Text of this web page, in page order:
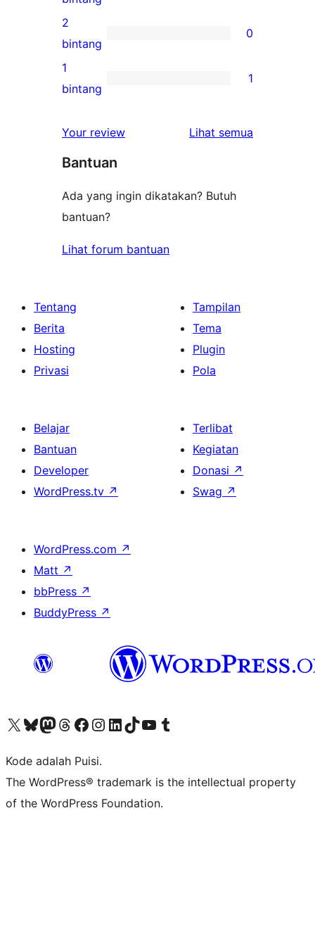
bintang
ulasan
3-
bintang
0
ulasan
2-
2
bintang
0
1
1-
1
bintang
1
Your review Lihat semua
Bantuan
Ada yang ingin dikatakan? Butuh
bantuan?
Lihat forum bantuan
Tentang
Berita
Hosting
Privasi
Tampilan
Tema
Plugin
Pola
Belajar
Bantuan
Developer
WordPress.tv ↗
Terlibat
Kegiatan
Donasi ↗
Swag ↗
WordPress.com ↗
Matt ↗
bbPress ↗
BuddyPress ↗
Kunjungi akun X (sebelumnya Twitter) kamiVisit our Bluesky account
Kunjungi akun Mastodon kami
Visit our Threads account
Kunjungi halaman Facebook kamiKunjungi akun Instagram kamiKunjungi akun LinkedIn kami
Visit our TikTok account
Kunjungi channel YouTube kamiVisit our Tumblr account
Kode adalah Puisi.
The WordPress® trademark is the intellectual property
of the WordPress Foundation.